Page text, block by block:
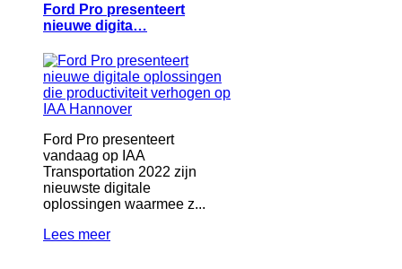
Ford Pro presenteert
nieuwe digita…
Ford Pro presenteert
vandaag op IAA
Transportation 2022 zijn
nieuwste digitale
oplossingen waarmee z...
Lees meer